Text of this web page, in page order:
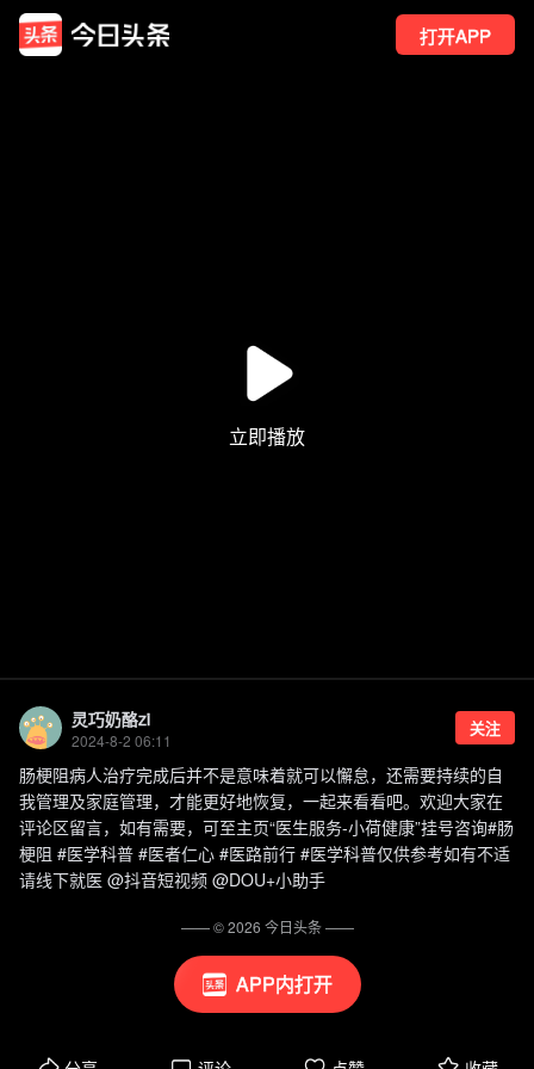
打开APP
APP内打开
灵巧奶酪zi
2024-8-2 06:11
关注
肠梗阻病人治疗完成后并不是意味着就可以懈怠，还需要持续的自
我管理及家庭管理，才能更好地恢复，一起来看看吧。欢迎大家在
评论区留言，如有需要，可至主页“医生服务-小荷健康”挂号咨询#肠
梗阻 #医学科普 #医者仁心 #医路前行 #医学科普仅供参考如有不适
请线下就医 @抖音短视频 @DOU+小助手
—— ©2026 今日头条——